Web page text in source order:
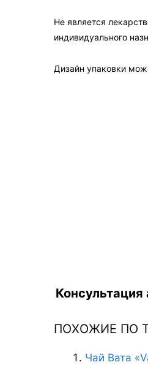
Не является
индивидуального
Дизайн упаковки
ПОХОЖИЕ ПО
Чай Вата